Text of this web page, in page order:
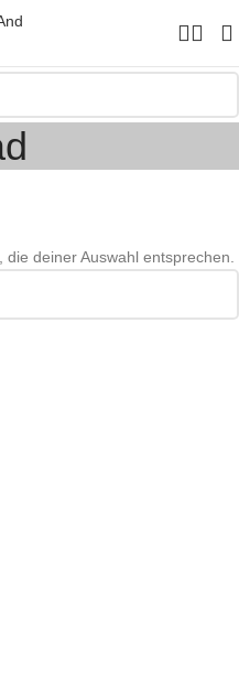
deiner Auswahl entsprechen.